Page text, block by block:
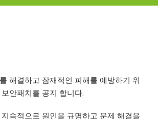
해결하고 잠재적인 피해를 예방하기 위
안패치를 공지 합니다.
속적으로 원인을 규명하고 문제 해결을